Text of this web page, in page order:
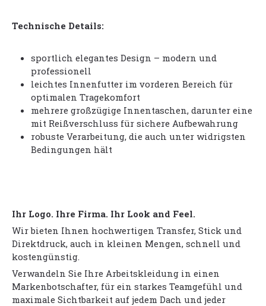
Technische Details:
sportlich elegantes Design – modern und
professionell
leichtes Innenfutter im vorderen Bereich für
optimalen Tragekomfort
mehrere großzügige Innentaschen, darunter eine
mit Reißverschluss für sichere Aufbewahrung
robuste Verarbeitung, die auch unter widrigsten
Bedingungen hält
Ihr Logo. Ihre Firma. Ihr Look and Feel.
Wir bieten Ihnen hochwertigen Transfer, Stick und
Direktdruck, auch in kleinen Mengen, schnell und
kostengünstig.
Verwandeln Sie Ihre Arbeitskleidung in einen
Markenbotschafter, für ein starkes Teamgefühl und
maximale Sichtbarkeit auf jedem Dach und jeder